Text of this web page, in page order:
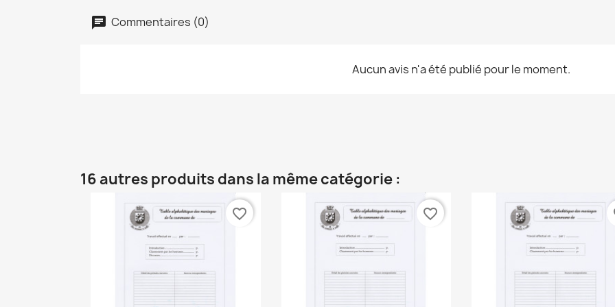
Commentaires (0)
Aucun avis n'a été publié pour le moment.
16 autres produits dans la même catégorie :
favorite_border favorite_border